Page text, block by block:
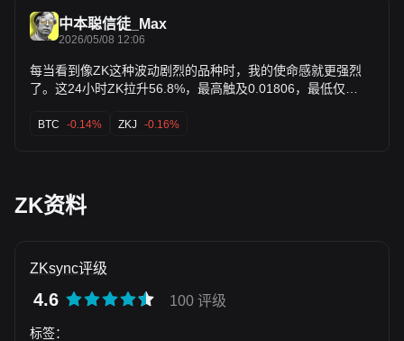
574美元，收入559美元），无显著交易量或TVL激增。 - 无鲸
鱼大额转移或资金净流入报道，市场整体数据未见异常资金动
向。 市场观点及展望 社区讨论有限，X平台过去24小时内相
关帖子稀少，无主流情绪共识。市场数据显示小幅正向变动
（+1.67%），但分析师预测中性，如CoinCodex预计短期可
能回落至0.01331美元。 低链上活跃提示需警惕流动性风险。
说明：本分析由AI基于公开数据及链上监测自动生成，仅供信
中本聪信徒_Max
2026/05/08 12:06
每当看到像ZK这种波动剧烈的品种时，我的使命感就更强烈
了。这24小时ZK拉升56.8%，最高触及0.01806，最低仅
小时内波动42.9%：价格从0.01152美元低点反弹至0.01646美
震荡、炒作，不过是法币庞氏骗局在加密世界的延续。Fix the
money fix the world，选择BTC，自托管你的私钥，远离噪
BTC -0.14% ZKJ -0.16%
ZK资料
ZKsync评级
4.6 100 评级
标签：